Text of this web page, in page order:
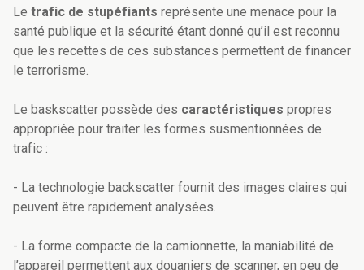
Le trafic de stupéfiants représente une menace pour la
santé publique et la sécurité étant donné qu’il est reconnu
que les recettes de ces substances permettent de financer
le terrorisme.
Le baskscatter possède des caractéristiques propres
appropriée pour traiter les formes susmentionnées de
trafic :
- La technologie backscatter fournit des images claires qui
peuvent être rapidement analysées.
- La forme compacte de la camionnette, la maniabilité de
l’appareil permettent aux douaniers de scanner, en peu de